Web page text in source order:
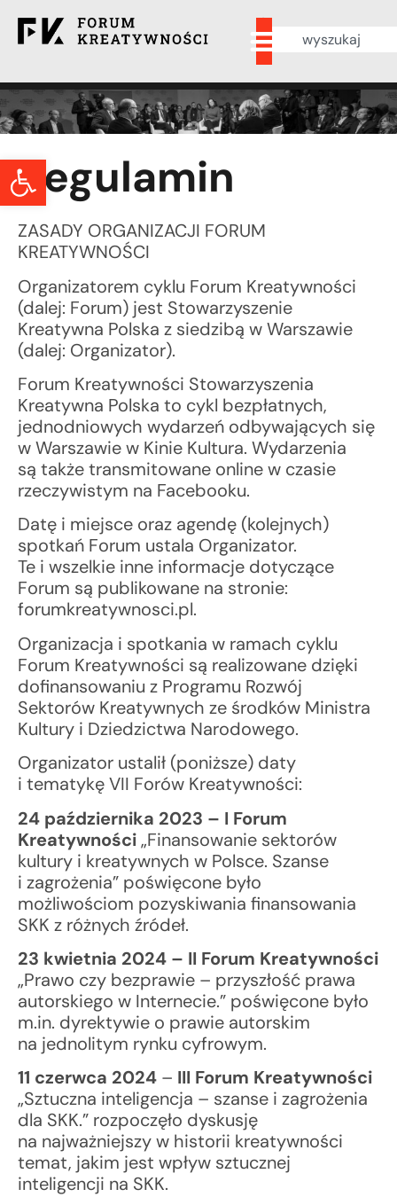
Otwórz pasek narzędzi
Regulamin
ZASADY ORGANIZACJI FORUM
KREATYWNOŚCI
Organizatorem cyklu Forum Kreatywności
(dalej: Forum) jest Stowarzyszenie
Kreatywna Polska z siedzibą w Warszawie
(dalej: Organizator).
Forum Kreatywności Stowarzyszenia
Kreatywna Polska to cykl bezpłatnych,
jednodniowych wydarzeń odbywających się
w Warszawie w Kinie Kultura. Wydarzenia
są także transmitowane online w czasie
rzeczywistym na Facebooku.
Datę i miejsce oraz agendę (kolejnych)
spotkań Forum ustala Organizator.
Te i wszelkie inne informacje dotyczące
Forum są publikowane na stronie:
forumkreatywnosci.pl.
Organizacja i spotkania w ramach cyklu
Forum Kreatywności są realizowane dzięki
dofinansowaniu z Programu Rozwój
Sektorów Kreatywnych ze środków Ministra
Kultury i Dziedzictwa Narodowego.
Organizator ustalił (poniższe) daty
i tematykę VII Forów Kreatywności:
24 października 2023 – I Forum
Kreatywności„Finansowanie sektorów
kultury i kreatywnych w Polsce. Szanse
i zagrożenia” poświęcone było
możliwościom pozyskiwania finansowania
SKK z różnych źródeł.
23 kwietnia 2024 – II Forum Kreatywności
„Prawo czy bezprawie – przyszłość prawa
autorskiego w Internecie.” poświęcone było
m.in. dyrektywie o prawie autorskim
na jednolitym rynku cyfrowym.
11 czerwca 2024 – III Forum Kreatywności
„Sztuczna inteligencja – szanse i zagrożenia
dla SKK.” rozpoczęło dyskusję
na najważniejszy w historii kreatywności
temat, jakim jest wpływ sztucznej
inteligencji na SKK.